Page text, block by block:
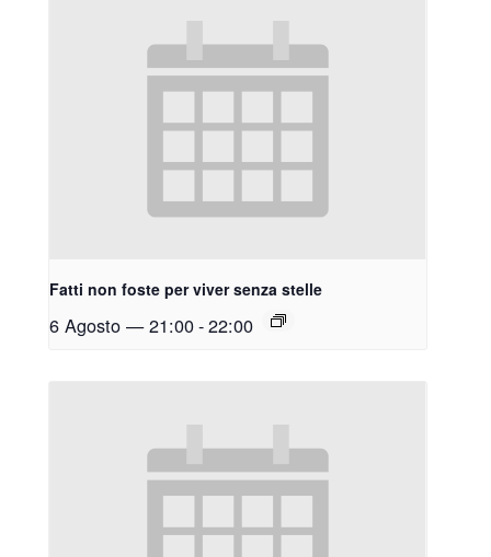
Fatti non foste per viver senza stelle
6 Agosto — 21:00-22:00